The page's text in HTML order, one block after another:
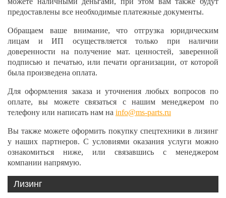
предоставлены все необходимые платежные документы.
Обращаем ваше внимание, что отгрузка юридическим
лицам и ИП осуществляется только при наличии
доверенности на получение мат. ценностей, заверенной
подписью и печатью, или печати организации, от которой
была произведена оплата.
Для оформления заказа и уточнения любых вопросов по
оплате, вы можете связаться с нашим менеджером по
телефону или написать нам на info@ms-parts.ru
Вы также можете оформить покупку спецтехники в лизинг
у наших партнеров. С условиями оказания услуги можно
ознакомиться ниже, или связавшись с менеджером
компании напрямую.
Лизинг